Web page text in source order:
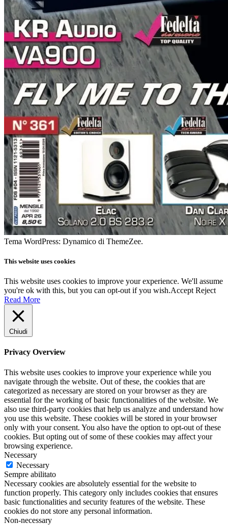
Tema WordPress: Dynamico di ThemeZee.
This website uses cookies
This website uses cookies to improve your experience. We'll assume
you're ok with this, but you can opt-out if you wish.Accept Reject
Read More
Chiudi
Privacy Overview
This website uses cookies to improve your experience while you
navigate through the website. Out of these, the cookies that are
categorized as necessary are stored on your browser as they are
essential for the working of basic functionalities of the website. We
also use third-party cookies that help us analyze and understand how
you use this website. These cookies will be stored in your browser
only with your consent. You also have the option to opt-out of these
cookies. But opting out of some of these cookies may affect your
browsing experience.
Necessary
Necessary
Sempre abilitato
Necessary cookies are absolutely essential for the website to
function properly. This category only includes cookies that ensures
basic functionalities and security features of the website. These
cookies do not store any personal information.
Non-necessary